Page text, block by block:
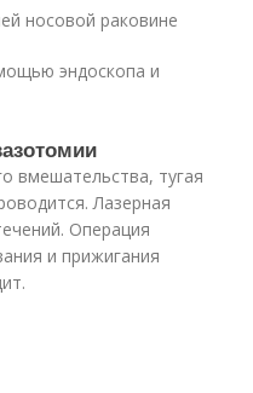
носовой раковине
эндоскопа и
вмешательства, тугая
Лазерная
Операция
и прижигания